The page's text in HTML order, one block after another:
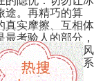
途。再精巧的算
真实摩擦、互相体
考验人的部分，
时的真诚协商、风
化模板和预设系